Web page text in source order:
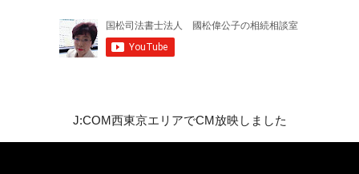
J:COM西東京エリアでCM放映しました